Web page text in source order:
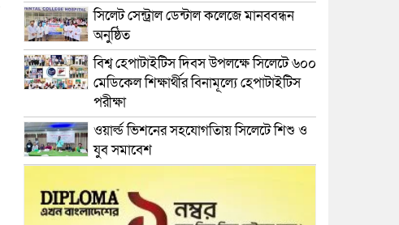
সিলেট সেন্ট্রাল ডেন্টাল কলেজে মানববন্ধন
অনুষ্ঠিত
বিশ্ব হেপাটাইটিস দিবস উপলক্ষে সিলেটে ৬০০
মেডিকেল শিক্ষার্থীর বিনামূল্যে হেপাটাইটিস
পরীক্ষা
ওয়ার্ল্ড ভিশনের সহযোগতিায় সিলেটে শিশু ও
যুব সমাবেশ